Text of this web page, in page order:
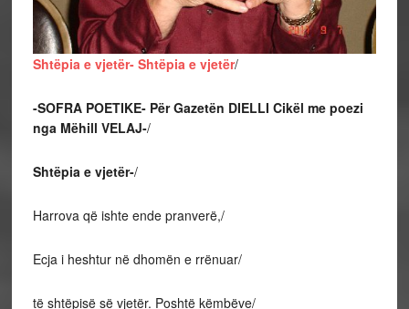
Shtëpia e vjetër- Shtëpia e vjetër/
-SOFRA POETIKE- Për Gazetën DIELLI Cikël me poezi
nga Mëhill VELAJ-/
Shtëpia e vjetër-/
Harrova që ishte ende pranverë,/
Ecja i heshtur në dhomën e rrënuar/
të shtëpisë së vjetër. Poshtë këmbëve/